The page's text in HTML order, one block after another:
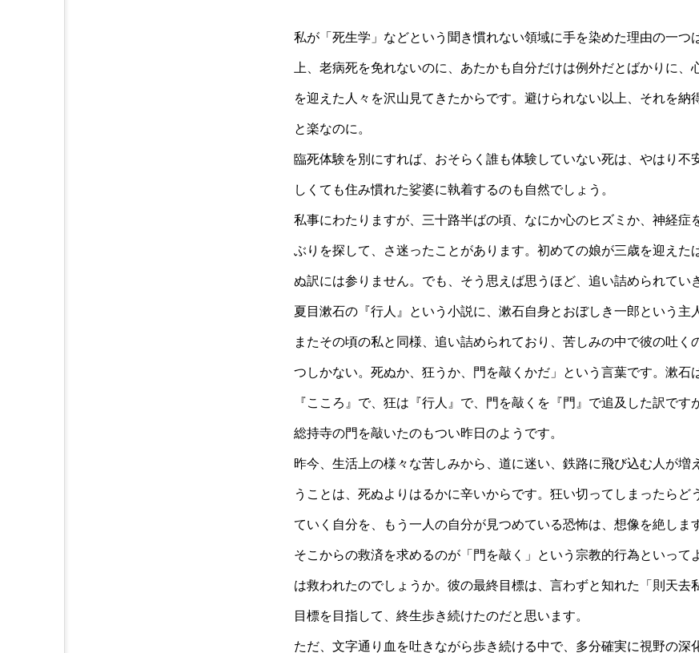
私が「死生学」などという聞き慣れない領域に手を染めた理由の一つ
上、老病死を免れないのに、あたかも自分だけは例外だとばかりに、
を迎えた人々を沢山見てきたからです。避けられない以上、それを納
と楽なのに。
臨死体験を別にすれば、おそらく誰も体験していない死は、やはり不
しくても住み慣れた娑婆に執着するのも自然でしょう。
私事にわたりますが、三十路半ばの頃、なにか心のヒズミか、神経症
ぶりを探して、さ迷ったことがあります。初めての娘が三歳を迎えた
ぬ訳には参りません。でも、そう思えば思うほど、追い詰められてい
夏目漱石の『行人』という小説に、漱石自身とおぼしき一郎という主
またその頃の私と同様、追い詰められており、苦しみの中で彼の吐く
つしかない。死ぬか、狂うか、門を敲くかだ」という言葉です。漱石
『こころ』で、狂は『行人』で、門を敲くを『門』で追及した訳です
総持寺の門を敲いたのもつい昨日のようです。
昨今、生活上の様々な苦しみから、道に迷い、鉄路に飛び込む人が増
うことは、死ぬよりはるかに辛いからです。狂い切ってしまったらど
ていく自分を、もう一人の自分が見つめている恐怖は、想像を絶しま
そこからの救済を求めるのが「門を敲く」という宗教的行為といって
は救われたのでしょうか。彼の最終目標は、言わずと知れた「則天去
目標を目指して、終生歩き続けたのだと思います。
ただ、文字通り血を吐きながら歩き続ける中で、多分確実に視野の深